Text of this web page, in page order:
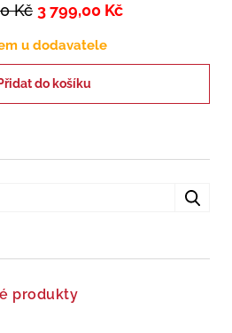
Kč 3 799,00 Kč
u dodavatele
Přidat do košíku
produkty